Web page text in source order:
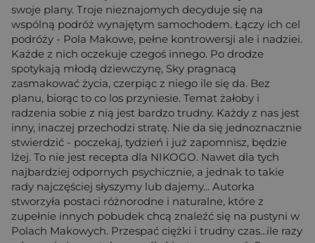
swoje plany. Troje nieznajomych decyduje się na
wspólną podróż wynajętym samochodem. Łączy ich cel
podróży - Pola Makowe, pełne kontrowersji ale i nadziei.
Każde z nich oczekuje czegoś innego. Po drodze
spotykają młodą dziewczynę, Sky pragnacą
zasmakować życia, czerpiąc z niego ile się da. Bez
planu, biorąc to co los przyniesie. Temat żałoby i
radzenia sobie z nią jest bardzo trudny. Każdy z nas jest
inny, inaczej przechodzi stratę. Nie da się jednoznacznie
stwierdzić - poczekaj, tydzień i już zapomnisz, będzie
lżej. To nie jest recepta dla NIKOGO. Nawet dla tych
najbardziej odpornych psychicznie, a jednak to takie
rady najczęściej słyszymy lub dajemy... Autorka
stworzyła postaci różnorodne i naturalne, które z
zupełnie innych pobudek chcą znaleźć się na pustyni w
Polach Makowych. Przespać ciężki i trudny czas...ile razy